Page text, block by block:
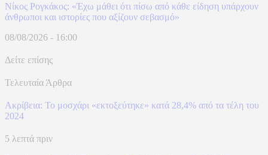
Νίκος Ρογκάκος: «Έχω μάθει ότι πίσω από κάθε είδηση υπάρχουν
άνθρωποι και ιστορίες που αξίζουν σεβασμό»
08/08/2026 - 16:00
Δείτε επίσης
Τελευταία Άρθρα
Ακρίβεια: Το μοσχάρι «εκτοξεύτηκε» κατά 28,4% από τα τέλη του
2024
5 λεπτά πριν